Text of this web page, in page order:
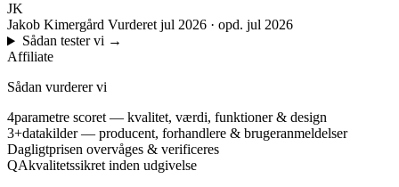
JK
Jakob Kimergård Vurderet jul 2026 · opd. jul 2026
Sådan tester vi →
Affiliate
Sådan vurderer vi
4parametre scoret — kvalitet, værdi, funktioner & design
3+datakilder — producent, forhandlere & brugeranmeldelser
Dagligtprisen overvåges & verificeres
QAkvalitetssikret inden udgivelse